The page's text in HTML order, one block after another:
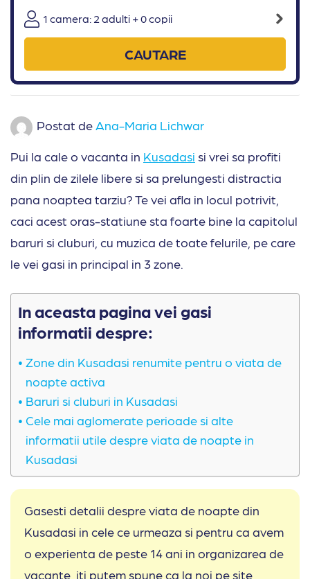
1 camera: 2 adulti + 0 copii
CAUTARE
Postat de Ana-Maria Lichwar
Pui la cale o vacanta in Kusadasi si vrei sa profiti
din plin de zilele libere si sa prelungesti distractia
pana noaptea tarziu? Te vei afla in locul potrivit,
caci acest oras-statiune sta foarte bine la capitolul
baruri si cluburi, cu muzica de toate felurile, pe care
le vei gasi in principal in 3 zone.
In aceasta pagina vei gasi
informatii despre:
Zone din Kusadasi renumite pentru o viata de
noapte activa
Baruri si cluburi in Kusadasi
Cele mai aglomerate perioade si alte
informatii utile despre viata de noapte in
Kusadasi
Gasesti detalii despre viata de noapte din
Kusadasi in cele ce urmeaza si pentru ca avem
o experienta de peste 14 ani in organizarea de
vacante, iti putem spune ca la noi pe site